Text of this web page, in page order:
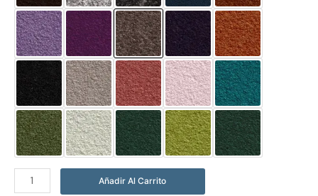
Abrigo
Añadir Al Carrito